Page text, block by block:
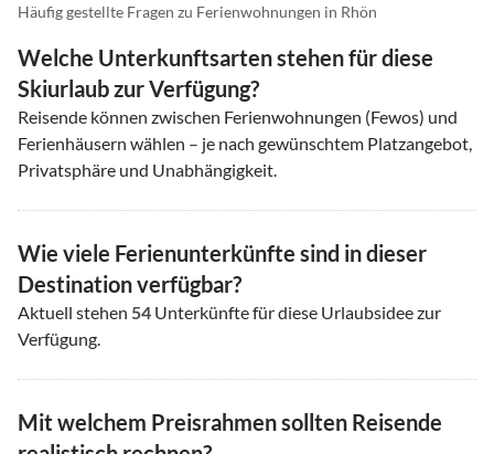
Häufig gestellte Fragen zu Ferienwohnungen in Rhön
Welche Unterkunftsarten stehen für diese
Skiurlaub zur Verfügung?
Reisende können zwischen Ferienwohnungen (Fewos) und
Ferienhäusern wählen – je nach gewünschtem Platzangebot,
Privatsphäre und Unabhängigkeit.
Wie viele Ferienunterkünfte sind in dieser
Destination verfügbar?
Aktuell stehen 54 Unterkünfte für diese Urlaubsidee zur
Verfügung.
Mit welchem Preisrahmen sollten Reisende